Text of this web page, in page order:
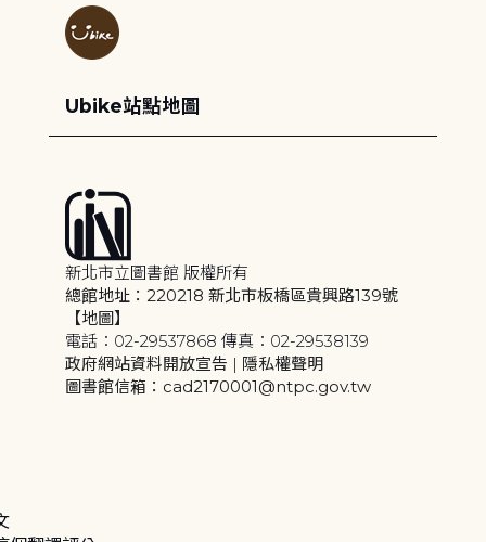
Ubike站點地圖
新北市立圖書館 版權所有
總館地址：220218 新北市板橋區貴興路139號
【地圖】
電話：02-29537868 傳真：02-29538139
政府網站資料開放宣告 | 隱私權聲明
圖書館信箱：cad2170001@ntpc.gov.tw